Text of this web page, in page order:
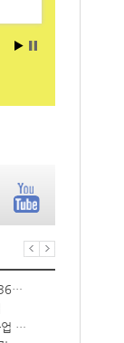
올해 상반기 신조 컨선 70만TEU 인도…전년比 36% 감소
인천공항공사, 6.9조 우즈벡 타슈켄트 신공항 사업 참여